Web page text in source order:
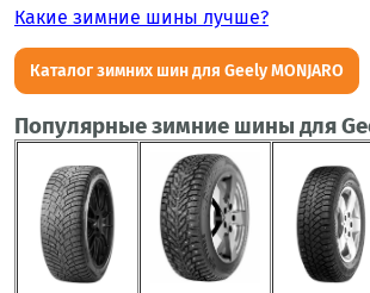
Какие зимние шины лучше?
Каталог зимних шин для Geely MONJARO
Популярные зимние шины для